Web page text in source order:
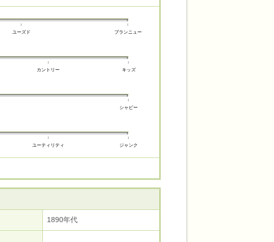
ユーズド ブランニュー
カントリー キッズ
シャビー
ユーティリティ ジャンク
1890年代